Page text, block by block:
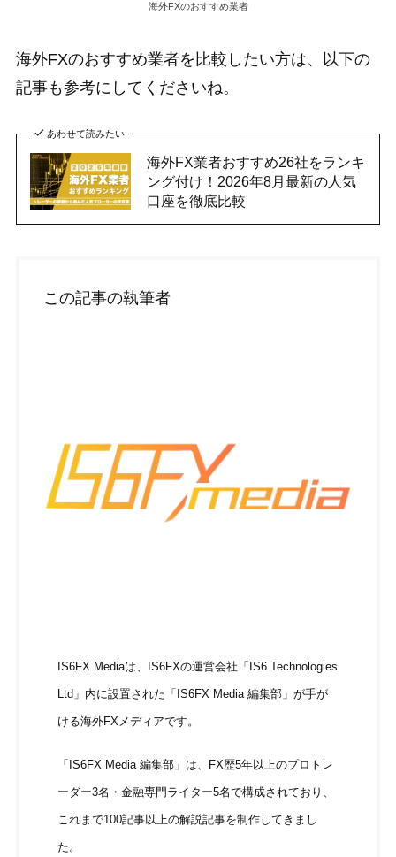
海外FXのおすすめ業者
海外FXのおすすめ業者を比較したい方は、以下の
記事も参考にしてくださいね。
あわせて読みたい
海外FX業者おすすめ26社をランキ
ング付け！2026年8月最新の人気
口座を徹底比較
この記事の執筆者
IS6FX Mediaは、IS6FXの運営会社「IS6 Technologies
Ltd」内に設置された「IS6FX Media 編集部」が手が
ける海外FXメディアです。
「IS6FX Media 編集部」は、FX歴5年以上のプロトレ
ーダー3名・金融専門ライター5名で構成されており、
これまで100記事以上の解説記事を制作してきまし
た。